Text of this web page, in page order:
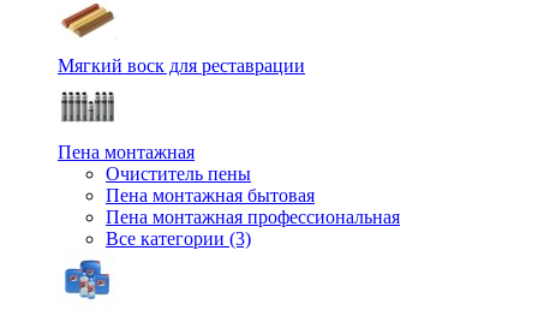
Мягкий воск для реставрации
Пена монтажная
Очиститель пены
Пена монтажная бытовая
Пена монтажная профессиональная
Все категории (3)